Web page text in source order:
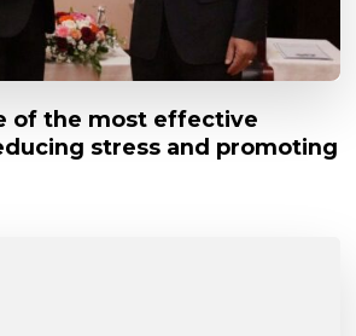
of the most effective
stress and promoting